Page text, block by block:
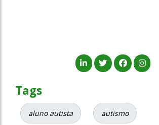
Tags
aluno autista autismo